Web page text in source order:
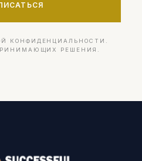
КОНФИДЕНЦИАЛЬНОСТИ.
РЕШЕНИЯ.